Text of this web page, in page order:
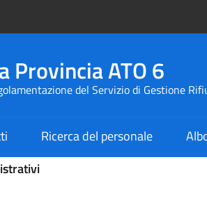
Provincia ATO 6
del Servizio di Gestione
Ricerca del personale